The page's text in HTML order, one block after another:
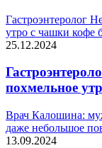
Гастроэнтеролог
утро с чашки кофе
25.12.2024
похмельное
Врач Калошина:
даже небольшое
13.09.2024